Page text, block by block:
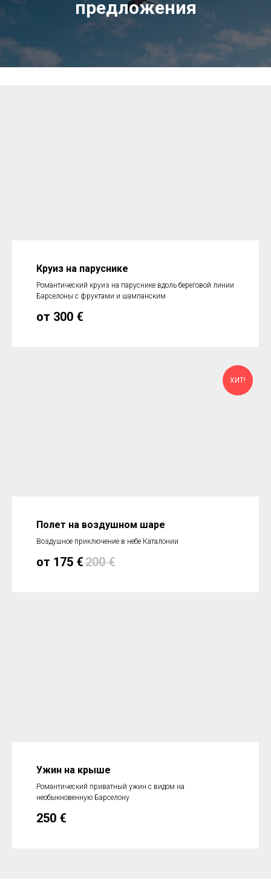
предложения
Круиз на паруснике
Романтический круиз на паруснике вдоль береговой линии
Барселоны с фруктами и шампанским
от 300 €
ХИТ!
Полет на воздушном шаре
Воздушное приключение в небе Каталонии
от 175 €200 €
Ужин на крыше
Романтический приватный ужин с видом на
необыкновенную Барселону
250 €